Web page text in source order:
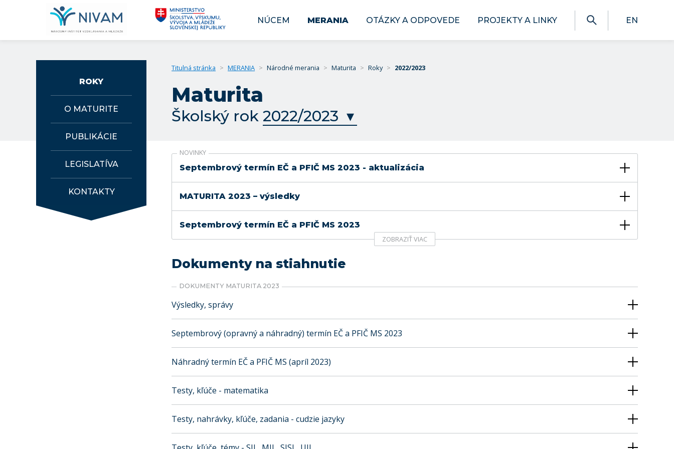
NÚCEM MERANIA OTÁZKY A ODPOVEDE PROJEKTY A LINKY EN
ROKY
O MATURITE
PUBLIKÁCIE
LEGISLATÍVA
KONTAKTY
Titulná stránka > MERANIA > Národné merania > Maturita > Roky > 2022/2023
Maturita
Školský rok
NOVINKY
Septembrový termín EČ a PFIČ MS 2023 - aktualizácia
MATURITA 2023 – výsledky
Septembrový termín EČ a PFIČ MS 2023
ZOBRAZIŤ VIAC
Dokumenty na stiahnutie
DOKUMENTY MATURITA 2023
Výsledky, správy
Septembrový (opravný a náhradný) termín EČ a PFIČ MS 2023
Náhradný termín EČ a PFIČ MS (apríl 2023)
Testy, kľúče - matematika
Testy, nahrávky, kľúče, zadania - cudzie jazyky